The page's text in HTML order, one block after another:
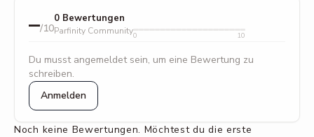
–/10
0 Bewertungen
Parfinity Community0 10
Du musst angemeldet sein, um eine Bewertung zu
schreiben.
Anmelden
Noch keine Bewertungen. Möchtest du die erste